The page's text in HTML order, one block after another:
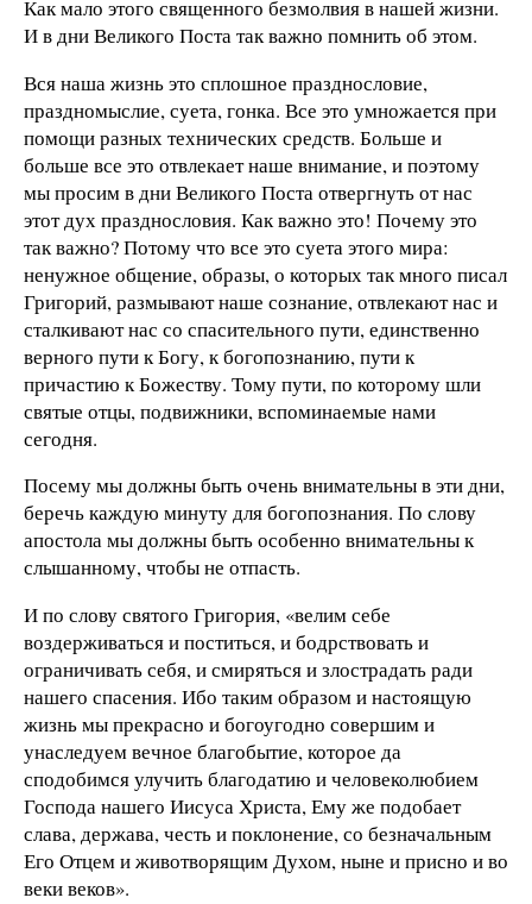
Как мало этого священного безмолвия в нашей жизни.
И в дни Великого Поста так важно помнить об этом.
Вся наша жизнь это сплошное празднословие,
праздномыслие, суета, гонка. Все это умножается при
помощи разных технических средств. Больше и
больше все это отвлекает наше внимание, и поэтому
мы просим в дни Великого Поста отвергнуть от нас
этот дух празднословия. Как важно это! Почему это
так важно? Потому что все это суета этого мира:
ненужное общение, образы, о которых так много писал
Григорий, размывают наше сознание, отвлекают нас и
сталкивают нас со спасительного пути, единственно
верного пути к Богу, к богопознанию, пути к
причастию к Божеству. Тому пути, по которому шли
святые отцы, подвижники, вспоминаемые нами
сегодня.
Посему мы должны быть очень внимательны в эти дни,
беречь каждую минуту для богопознания. По слову
апостола мы должны быть особенно внимательны к
слышанному, чтобы не отпасть.
И по слову святого Григория, «велим себе
воздерживаться и поститься, и бодрствовать и
ограничивать себя, и смиряться и злострадать ради
нашего спасения. Ибо таким образом и настоящую
жизнь мы прекрасно и богоугодно совершим и
унаследуем вечное благобытие, которое да
сподобимся улучить благодатию и человеколюбием
Господа нашего Иисуса Христа, Ему же подобает
слава, держава, честь и поклонение, со безначальным
Его Отцем и животворящим Духом, ныне и присно и во
веки веков».